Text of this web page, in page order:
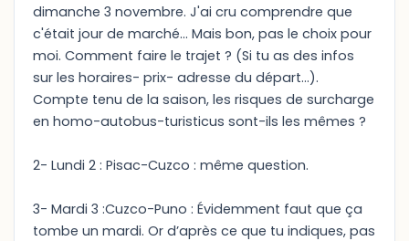
dimanche 3 novembre. J'ai cru comprendre que
c'était jour de marché... Mais bon, pas le choix pour
moi. Comment faire le trajet ? (Si tu as des infos
sur les horaires- prix- adresse du départ…).
Compte tenu de la saison, les risques de surcharge
en homo-autobus-turisticus sont-ils les mêmes ?
2- Lundi 2 : Pisac-Cuzco : même question.
3- Mardi 3 :Cuzco-Puno : Évidemment faut que ça
tombe un mardi. Or d’après ce que tu indiques, pas